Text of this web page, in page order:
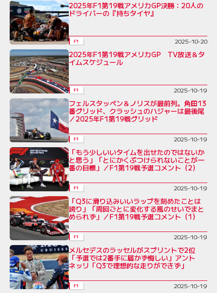
2025年F1第19戦アメリカGP決勝：20人の
ドライバーの『持ちタイヤ』
F1 2025-10-20
2025年F1第19戦アメリカGP TV放送＆タ
イムスケジュール
F1 2025-10-19
フェルスタッペン＆ノリスが最前列。角田13
番グリッド、クラッシュのハジャーは最後尾
／2025年F1第19戦グリッド
F1 2025-10-19
「もう少しいいタイムを出せたのではないか
と思う」「とにかくぶつけられないことが一
番の目標」／F1第19戦予選コメント（2）
F1 2025-10-19
「Q3に滑り込みいいラップを刻めたことは
誇り」「周回ごとに変化する風のせいでまと
められず」／F1第19戦予選コメント（1）
F1 2025-10-19
メルセデスのラッセルがスプリントで2位
「予選では2番手に届かず悔しい」アント
ネッリ「Q3で理想的な走りができず」
F1 2025-10-19